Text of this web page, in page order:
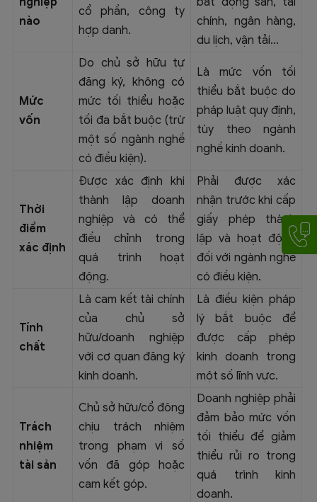
nào
cổ phần, công ty
hợp danh.
chính, ngân hàng,
du lịch, vận tải…
Mức
vốn
Do chủ sở hữu tự
đăng ký, không có
mức tối thiểu hoặc
tối đa bắt buộc (trừ
một số ngành nghề
có điều kiện).
Là mức vốn tối
thiểu bắt buộc do
pháp luật quy định,
tùy theo ngành
nghề kinh doanh.
Thời
điểm
xác định
Được xác định khi
thành lập doanh
nghiệp và có thể
điều chỉnh trong
quá trình hoạt
động.
Phải được xác
nhận trước khi cấp
giấy phép thành
lập và hoạt động
đối với ngành nghề
có điều kiện.
Tính
chất
Là cam kết tài chính
của chủ sở
hữu/doanh nghiệp
với cơ quan đăng ký
kinh doanh.
Là điều kiện pháp
lý bắt buộc để
được cấp phép
kinh doanh trong
một số lĩnh vực.
Trách
nhiệm
tài sản
Chủ sở hữu/cổ đông
chịu trách nhiệm
trong phạm vi số
vốn đã góp hoặc
cam kết góp.
Doanh nghiệp phải
đảm bảo mức vốn
tối thiểu để giảm
thiểu rủi ro trong
quá trình kinh
doanh.